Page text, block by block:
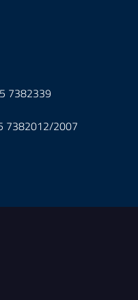
7382339
7382012/2007